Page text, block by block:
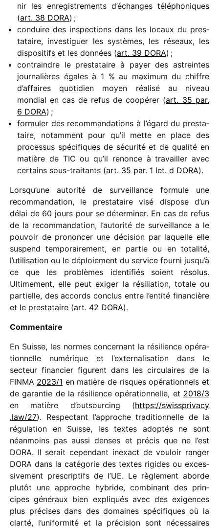
nir les enre­gis­tre­ments d’échanges télé­pho­niques
(art. 38 DORA) ;
conduire des inspec­tions dans les locaux du pres­
ta­taire, inves­ti­guer les systèmes, les réseaux, les
dispo­si­tifs et les données (art. 39 DORA) ;
contraindre le pres­ta­taire à payer des astreintes
jour­na­lières égales à 1 % au maxi­mum du chiffre
d’affaires quoti­dien moyen réalisé au niveau
mondial en cas de refus de coopé­rer (art. 35 par.
6 DORA) ;
formu­ler des recom­man­da­tions à l’égard du pres­ta­
taire, notam­ment pour qu’il mette en place des
proces­sus spéci­fiques de sécu­rité et de qualité en
matière de TIC ou qu’il renonce à travailler avec
certains sous-trai­tants (art. 35 par. 1 let. d DORA).
Lorsqu’une auto­rité de surveillance formule une
recom­man­da­tion, le pres­ta­taire visé dispose d’un
délai de 60 jours pour se déter­mi­ner. En cas de refus
de la recom­man­da­tion, l’autorité de surveillance a le
pouvoir de pronon­cer une déci­sion par laquelle elle
suspend tempo­rai­re­ment, en partie ou en tota­lité,
l’utilisation ou le déploie­ment du service fourni jusqu’à
ce que les problèmes iden­ti­fiés soient réso­lus.
Ultimement, elle peut exiger la rési­lia­tion, totale ou
partielle, des accords conclus entre l’entité finan­cière
et le pres­ta­taire (art. 42 DORA).
Commentaire
En Suisse, les normes concer­nant la rési­lience opéra­
tion­nelle numé­rique et l’externalisation dans le
secteur finan­cier figurent dans les circu­laires de la
FINMA 2023/​1 en matière de risques opéra­tion­nels et
de garan­tie de la rési­lience opéra­tion­nelle, et 2018/​3
en matière d’outsourcing (https://​swiss​pri​vacy​
.law/27). Respectant l’ap­proche tradi­tion­nelle de la
régu­la­tion en Suisse, les textes adop­tés ne sont
néan­moins pas aussi denses et précis que ne l’est
DORA. Il serait cepen­dant inexact de vouloir ranger
DORA dans la caté­go­rie des textes rigides ou exces­
si­ve­ment pres­crip­tifs de l’UE. Le règle­ment aborde
plutôt une approche hybride, combi­nant des prin­
cipes géné­raux bien expli­qués avec des exigences
plus précises dans des domaines spéci­fiques où la
clarté, l’uni­for­mité et la préci­sion sont néces­saires